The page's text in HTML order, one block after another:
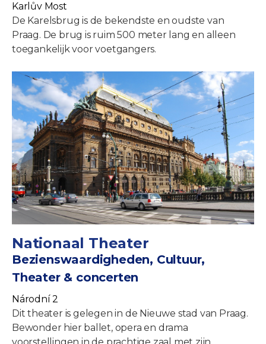
Karlův Most
De Karelsbrug is de bekendste en oudste van
Praag. De brug is ruim 500 meter lang en alleen
toegankelijk voor voetgangers.
Nationaal Theater
Bezienswaardigheden, Cultuur,
Theater & concerten
Národní 2
Dit theater is gelegen in de Nieuwe stad van Praag.
Bewonder hier ballet, opera en drama
voorstellingen in de prachtige zaal met zijn